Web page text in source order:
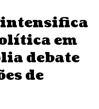
em
debate
de